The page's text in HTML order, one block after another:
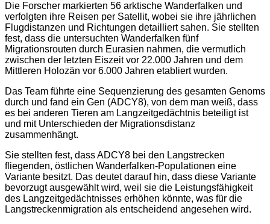
Die Forscher markierten 56 arktische Wanderfalken und
verfolgten ihre Reisen per Satellit, wobei sie ihre jährlichen
Flugdistanzen und Richtungen detailliert sahen. Sie stellten
fest, dass die untersuchten Wanderfalken fünf
Migrationsrouten durch Eurasien nahmen, die vermutlich
zwischen der letzten Eiszeit vor 22.000 Jahren und dem
Mittleren Holozän vor 6.000 Jahren etabliert wurden.
Das Team führte eine Sequenzierung des gesamten Genoms
durch und fand ein Gen (ADCY8), von dem man weiß, dass
es bei anderen Tieren am Langzeitgedächtnis beteiligt ist
und mit Unterschieden der Migrationsdistanz
zusammenhängt.
Sie stellten fest, dass ADCY8 bei den Langstrecken
fliegenden, östlichen Wanderfalken-Populationen eine
Variante besitzt. Das deutet darauf hin, dass diese Variante
bevorzugt ausgewählt wird, weil sie die Leistungsfähigkeit
des Langzeitgedächtnisses erhöhen könnte, was für die
Langstreckenmigration als entscheidend angesehen wird.